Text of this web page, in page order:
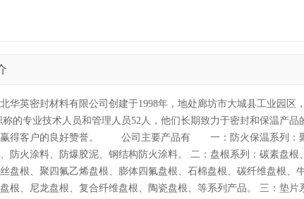
华英密封材料有限公司创建于1998年，地处廊坊市大城县工业园
称的专业技术人员和管理人员52人，他们长期致力于密封和保温产
得客户的良好赞誉。 公司主要产品有 一：防火保温系列：聚
防火涂料、防爆胶泥、钢结构防火涂料。 二：盘根系列：碳素盘
盘根、聚四氟乙烯盘根、膨体四氟盘根、石棉盘根、碳纤维盘根、
根、尼龙盘根、复合纤维盘根、陶瓷盘根、等系列产品。 三：垫